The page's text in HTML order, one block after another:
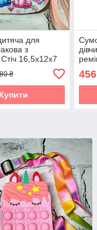
для
з
16,5х12х7
₴
Купити
456